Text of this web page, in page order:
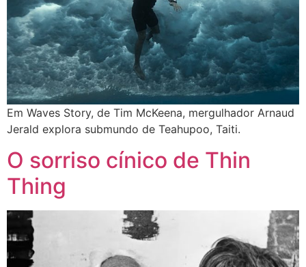
Em Waves Story, de Tim McKeena, mergulhador Arnaud
Jerald explora submundo de Teahupoo, Taiti.
O sorriso cínico de Thin
Thing